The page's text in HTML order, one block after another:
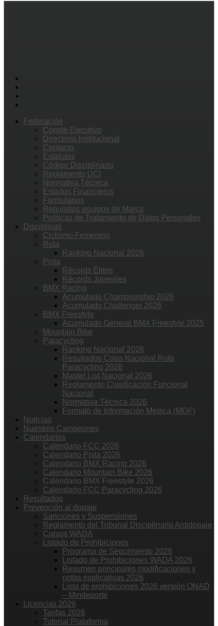
Federación
Comité Ejecutivo
Directorio Institucional
Contacto
Estatutos
Código Disciplinario
Reglamento UCI
Normativa Técnica
Estados Financieros
Formularios
Requisitos equipos de Marca
Políticas de Tratamiento de Datos Personales
Disciplinas
Ciclismo Femenino
Ruta
Ranking Nacional 2026
Pista
Récords Élites
Récords Juveniles
BMX Racing
Acumulado Championship 2026
Acumulado Challenger 2026
BMX Freestyle
Acumulado General BMX Freestyle 2025
Mountain Bike
Paracycling
Ranking Nacional 2026
Resultados Copa Nacional Ruta
Paracycling 2026
Master List Nacional 2026
Reglamento Clasificación Funcional
Nacional
Normativa Técnica 2026
Formato de Información Médica (MDF)
Noticias
Nuestros Campeones
Calendarios
Calendario FCC 2026
Calendario Pista 2026
Calendario BMX Racing 2026
Calendario Mountain Bike 2026
Calendario BMX Freestyle 2026
Calendario FCC Paracycling 2026
Resultados
Prevención al dopaje
Sanciones y Suspensiones
Reglamento del Tribunal Disciplinario Antidopaje
Cursos WADA
Listado de Prohibiciones
Programa de Seguimiento 2026
Listado de Prohibiciones WADA 2026
Resumen principales modificaciones y
notas explicativas 2026
Lista de prohibiciones 2026 versión ONAD
– Mindeporte
Licencias 2026
Tarifas 2026
Tutorial Plataforma